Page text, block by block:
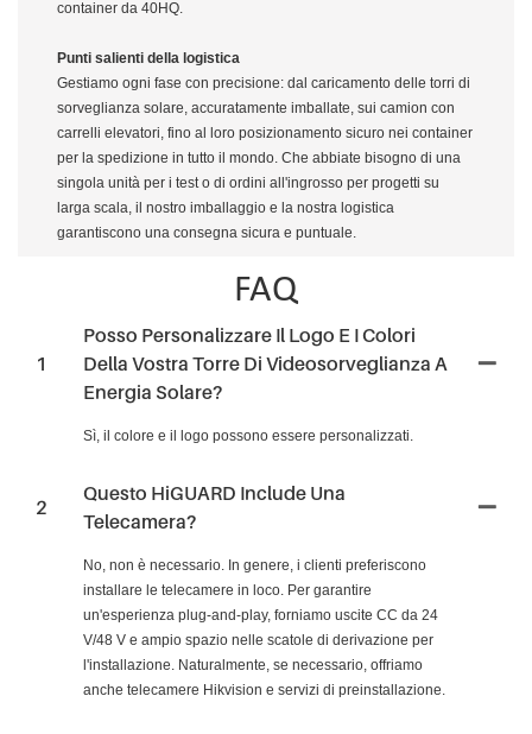
container da 40HQ.
Punti salienti della logistica
Gestiamo ogni fase con precisione: dal caricamento delle torri di
sorveglianza solare, accuratamente imballate, sui camion con
carrelli elevatori, fino al loro posizionamento sicuro nei container
per la spedizione in tutto il mondo. Che abbiate bisogno di una
singola unità per i test o di ordini all'ingrosso per progetti su
larga scala, il nostro imballaggio e la nostra logistica
garantiscono una consegna sicura e puntuale.
FAQ
1
Posso Personalizzare Il Logo E I Colori
Della Vostra Torre Di Videosorveglianza A
Energia Solare?
Sì, il colore e il logo possono essere personalizzati.
2
Questo HiGUARD Include Una
Telecamera?
No, non è necessario. In genere, i clienti preferiscono
installare le telecamere in loco. Per garantire
un'esperienza plug-and-play, forniamo uscite CC da 24
V/48 V e ampio spazio nelle scatole di derivazione per
l'installazione. Naturalmente, se necessario, offriamo
anche telecamere Hikvision e servizi di preinstallazione.